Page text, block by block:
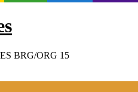
BRG/ORG 15